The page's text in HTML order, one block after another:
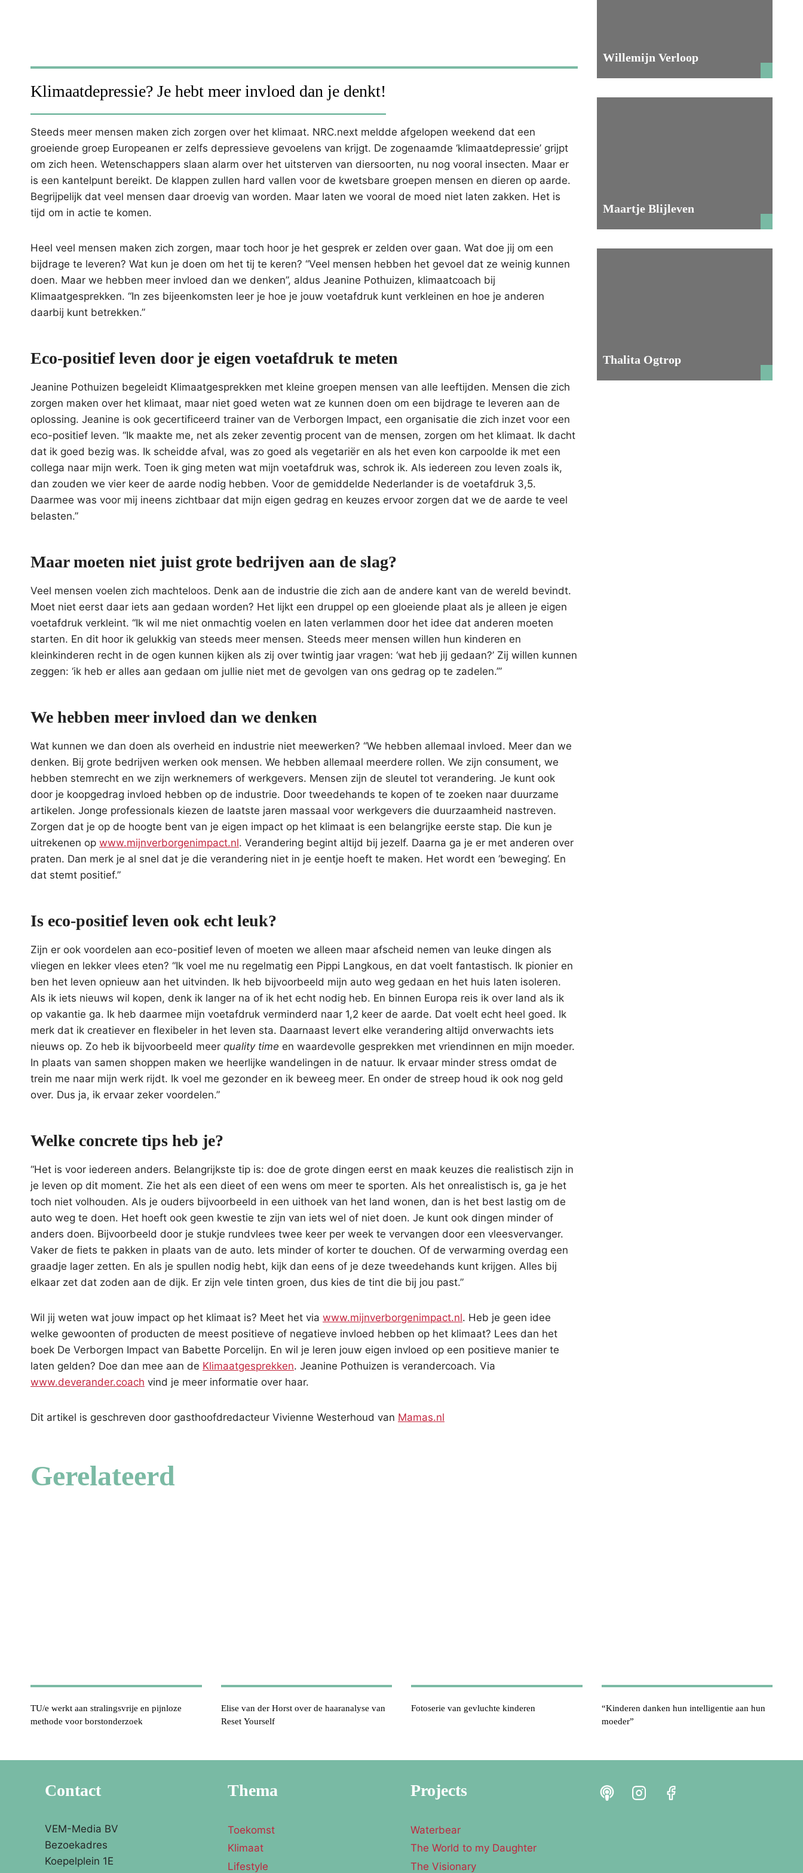
Klimaatdepressie? Je hebt meer invloed dan je denkt!
Steeds meer mensen maken zich zorgen over het klimaat. NRC.next meldde afgelopen weekend dat een
groeiende groep Europeanen er zelfs depressieve gevoelens van krijgt. De zogenaamde ‘klimaatdepressie’ grijpt
om zich heen. Wetenschappers slaan alarm over het uitsterven van diersoorten, nu nog vooral insecten. Maar er
is een kantelpunt bereikt. De klappen zullen hard vallen voor de kwetsbare groepen mensen en dieren op aarde.
Begrijpelijk dat veel mensen daar droevig van worden. Maar laten we vooral de moed niet laten zakken. Het is
tijd om in actie te komen.
Heel veel mensen maken zich zorgen, maar toch hoor je het gesprek er zelden over gaan. Wat doe jij om een
bijdrage te leveren? Wat kun je doen om het tij te keren? “Veel mensen hebben het gevoel dat ze weinig kunnen
doen. Maar we hebben meer invloed dan we denken”, aldus Jeanine Pothuizen, klimaatcoach bij
Klimaatgesprekken. “In zes bijeenkomsten leer je hoe je jouw voetafdruk kunt verkleinen en hoe je anderen
daarbij kunt betrekken.”
Eco-positief leven door je eigen voetafdruk te meten
Jeanine Pothuizen begeleidt Klimaatgesprekken met kleine groepen mensen van alle leeftijden. Mensen die zich
zorgen maken over het klimaat, maar niet goed weten wat ze kunnen doen om een bijdrage te leveren aan de
oplossing. Jeanine is ook gecertificeerd trainer van de Verborgen Impact, een organisatie die zich inzet voor een
eco-positief leven. “Ik maakte me, net als zeker zeventig procent van de mensen, zorgen om het klimaat. Ik dacht
dat ik goed bezig was. Ik scheidde afval, was zo goed als vegetariër en als het even kon carpoolde ik met een
collega naar mijn werk. Toen ik ging meten wat mijn voetafdruk was, schrok ik. Als iedereen zou leven zoals ik,
dan zouden we vier keer de aarde nodig hebben. Voor de gemiddelde Nederlander is de voetafdruk 3,5.
Daarmee was voor mij ineens zichtbaar dat mijn eigen gedrag en keuzes ervoor zorgen dat we de aarde te veel
belasten.”
Maar moeten niet juist grote bedrijven aan de slag?
Veel mensen voelen zich machteloos. Denk aan de industrie die zich aan de andere kant van de wereld bevindt.
Moet niet eerst daar iets aan gedaan worden? Het lijkt een druppel op een gloeiende plaat als je alleen je eigen
voetafdruk verkleint. “Ik wil me niet onmachtig voelen en laten verlammen door het idee dat anderen moeten
starten. En dit hoor ik gelukkig van steeds meer mensen. Steeds meer mensen willen hun kinderen en
kleinkinderen recht in de ogen kunnen kijken als zij over twintig jaar vragen: ‘wat heb jij gedaan?’ Zij willen kunnen
zeggen: ‘ik heb er alles aan gedaan om jullie niet met de gevolgen van ons gedrag op te zadelen.’”
We hebben meer invloed dan we denken
Wat kunnen we dan doen als overheid en industrie niet meewerken? “We hebben allemaal invloed. Meer dan we
denken. Bij grote bedrijven werken ook mensen. We hebben allemaal meerdere rollen. We zijn consument, we
hebben stemrecht en we zijn werknemers of werkgevers. Mensen zijn de sleutel tot verandering. Je kunt ook
door je koopgedrag invloed hebben op de industrie. Door tweedehands te kopen of te zoeken naar duurzame
artikelen. Jonge professionals kiezen de laatste jaren massaal voor werkgevers die duurzaamheid nastreven.
Zorgen dat je op de hoogte bent van je eigen impact op het klimaat is een belangrijke eerste stap. Die kun je
uitrekenen op www.mijnverborgenimpact.nl. Verandering begint altijd bij jezelf. Daarna ga je er met anderen over
praten. Dan merk je al snel dat je die verandering niet in je eentje hoeft te maken. Het wordt een ‘beweging’. En
dat stemt positief.”
Is eco-positief leven ook echt leuk?
Zijn er ook voordelen aan eco-positief leven of moeten we alleen maar afscheid nemen van leuke dingen als
vliegen en lekker vlees eten? “Ik voel me nu regelmatig een Pippi Langkous, en dat voelt fantastisch. Ik pionier en
ben het leven opnieuw aan het uitvinden. Ik heb bijvoorbeeld mijn auto weg gedaan en het huis laten isoleren.
Als ik iets nieuws wil kopen, denk ik langer na of ik het echt nodig heb. En binnen Europa reis ik over land als ik
op vakantie ga. Ik heb daarmee mijn voetafdruk verminderd naar 1,2 keer de aarde. Dat voelt echt heel goed. Ik
merk dat ik creatiever en flexibeler in het leven sta. Daarnaast levert elke verandering altijd onverwachts iets
nieuws op. Zo heb ik bijvoorbeeld meer quality time en waardevolle gesprekken met vriendinnen en mijn moeder.
In plaats van samen shoppen maken we heerlijke wandelingen in de natuur. Ik ervaar minder stress omdat de
trein me naar mijn werk rijdt. Ik voel me gezonder en ik beweeg meer. En onder de streep houd ik ook nog geld
over. Dus ja, ik ervaar zeker voordelen.”
Welke concrete tips heb je?
“Het is voor iedereen anders. Belangrijkste tip is: doe de grote dingen eerst en maak keuzes die realistisch zijn in
je leven op dit moment. Zie het als een dieet of een wens om meer te sporten. Als het onrealistisch is, ga je het
toch niet volhouden. Als je ouders bijvoorbeeld in een uithoek van het land wonen, dan is het best lastig om de
auto weg te doen. Het hoeft ook geen kwestie te zijn van iets wel of niet doen. Je kunt ook dingen minder of
anders doen. Bijvoorbeeld door je stukje rundvlees twee keer per week te vervangen door een vleesvervanger.
Vaker de fiets te pakken in plaats van de auto. Iets minder of korter te douchen. Of de verwarming overdag een
graadje lager zetten. En als je spullen nodig hebt, kijk dan eens of je deze tweedehands kunt krijgen. Alles bij
elkaar zet dat zoden aan de dijk. Er zijn vele tinten groen, dus kies de tint die bij jou past.”
Wil jij weten wat jouw impact op het klimaat is? Meet het via www.mijnverborgenimpact.nl. Heb je geen idee
welke gewoonten of producten de meest positieve of negatieve invloed hebben op het klimaat? Lees dan het
boek De Verborgen Impact van Babette Porcelijn. En wil je leren jouw eigen invloed op een positieve manier te
laten gelden? Doe dan mee aan de Klimaatgesprekken. Jeanine Pothuizen is verandercoach. Via
www.deverander.coach vind je meer informatie over haar.
Dit artikel is geschreven door gasthoofdredacteur Vivienne Westerhoud van Mamas.nl
Willemijn Verloop
Maartje Blijleven
Thalita Ogtrop
Gerelateerd
TU/e werkt aan stralingsvrije en pijnloze
methode voor borstonderzoek
Elise van der Horst over de haaranalyse van
Reset Yourself
Fotoserie van gevluchte kinderen
“Kinderen danken hun intelligentie aan hun
moeder”
Contact
VEM-Media BV
Bezoekadres
Koepelplein 1E
Thema
Toekomst
Klimaat
Lifestyle
Projects
Waterbear
The World to my Daughter
The Visionary